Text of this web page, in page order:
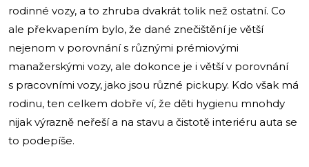
rodinné vozy, a to zhruba dvakrát tolik než ostatní. Co
ale překvapením bylo, že dané znečištění je větší
nejenom v porovnání s různými prémiovými
manažerskými vozy, ale dokonce je i větší v porovnání
s pracovními vozy, jako jsou různé pickupy. Kdo však má
rodinu, ten celkem dobře ví, že děti hygienu mnohdy
nijak výrazně neřeší a na stavu a čistotě interiéru auta se
to podepíše.